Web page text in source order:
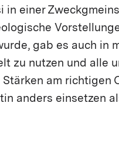
in einer
gab es auch in
zu nutzen und alle
am
anders einsetzen